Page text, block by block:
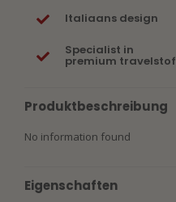
Italiaans design
Specialist in
premium travelstof
Produktbeschreibung
No information found
Eigenschaften